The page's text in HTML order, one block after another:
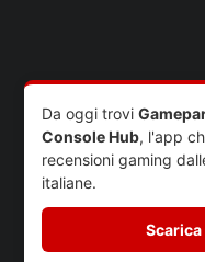
Da oggi trovi
Console Hub, l'app
recensioni gaming
italiane.
Scarica